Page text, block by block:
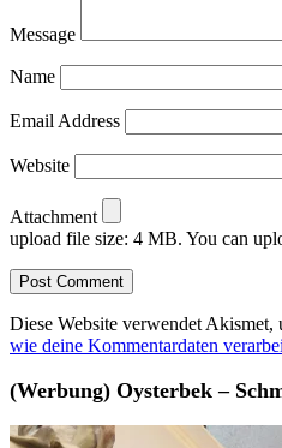
Message
Name
Email Address
Website
Attachment
upload file size: 4 MB. You can
Diese Website verwendet Akismet,
wie deine Kommentardaten
(Werbung) Oysterbek –